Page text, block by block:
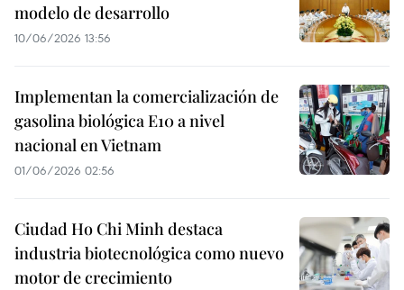
modelo de desarrollo
10/06/2026 13:56
Implementan la comercialización de
gasolina biológica E10 a nivel
nacional en Vietnam
01/06/2026 02:56
Ciudad Ho Chi Minh destaca
industria biotecnológica como nuevo
motor de crecimiento